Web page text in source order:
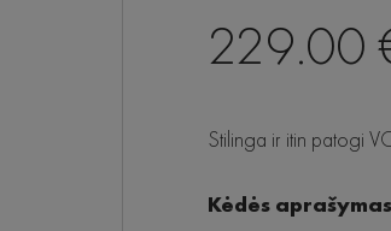
229.00
Stilinga ir itin patogi
Kėdės